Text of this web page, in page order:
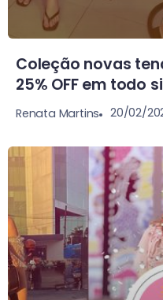
Coleção novas
25% OFF em todo
Renata Martins 20/02/